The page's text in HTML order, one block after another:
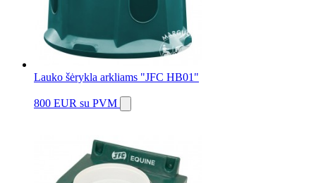
Lauko šėrykla arkliams "JFC HB01"
800 EUR su PVM